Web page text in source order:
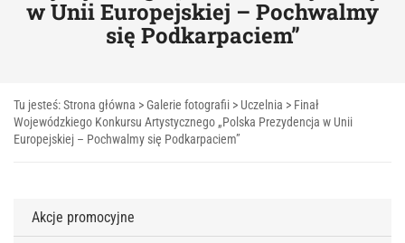
w Unii Europejskiej – Pochwalmy
się Podkarpaciem”
Tu jesteś:Strona główna > Galerie fotografii > Uczelnia > Finał
Wojewódzkiego Konkursu Artystycznego „Polska Prezydencja w Unii
Europejskiej – Pochwalmy się Podkarpaciem”
Akcje promocyjne